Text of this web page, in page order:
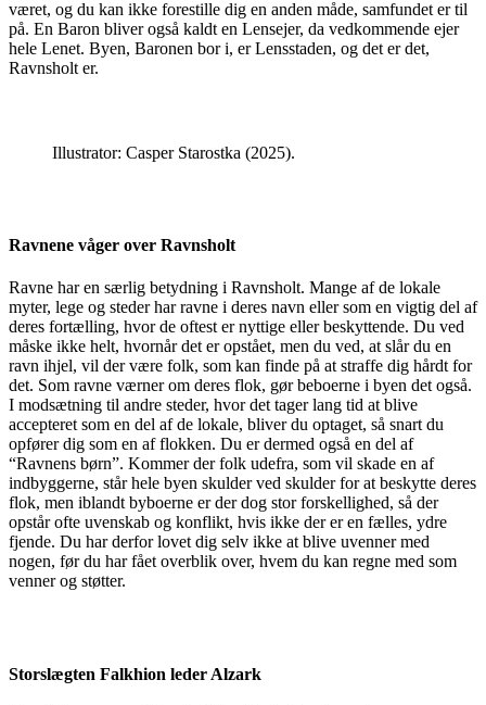
været, og du kan ikke forestille dig en anden måde, samfundet er til
på. En Baron bliver også kaldt en Lensejer, da vedkommende ejer
hele Lenet. Byen, Baronen bor i, er Lensstaden, og det er det,
Ravnsholt er.
Illustrator: Casper Starostka (2025).
Ravnene våger over Ravnsholt
Ravne har en særlig betydning i Ravnsholt. Mange af de lokale
myter, lege og steder har ravne i deres navn eller som en vigtig del af
deres fortælling, hvor de oftest er nyttige eller beskyttende. Du ved
måske ikke helt, hvornår det er opstået, men du ved, at slår du en
ravn ihjel, vil der være folk, som kan finde på at straffe dig hårdt for
det. Som ravne værner om deres flok, gør beboerne i byen det også.
I modsætning til andre steder, hvor det tager lang tid at blive
accepteret som en del af de lokale, bliver du optaget, så snart du
opfører dig som en af flokken. Du er dermed også en del af
“Ravnens børn”. Kommer der folk udefra, som vil skade en af
indbyggerne, står hele byen skulder ved skulder for at beskytte deres
flok, men iblandt byboerne er der dog stor forskellighed, så der
opstår ofte uvenskab og konflikt, hvis ikke der er en fælles, ydre
fjende. Du har derfor lovet dig selv ikke at blive uvenner med
nogen, før du har fået overblik over, hvem du kan regne med som
venner og støtter.
Storslægten Falkhion leder Alzark